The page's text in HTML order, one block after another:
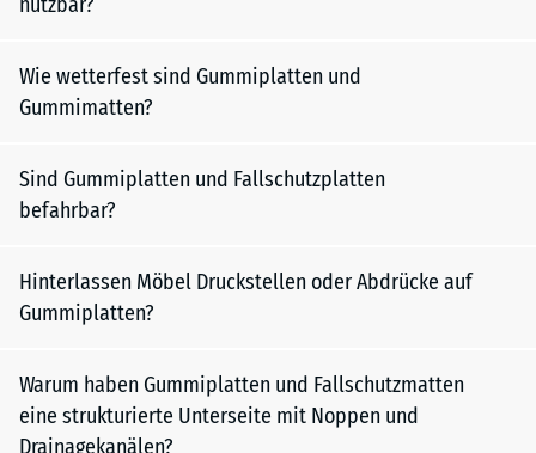
Wie wetterfest sind Gummiplatten und
Gummimatten?
Sind Gummiplatten und Fallschutzplatten
befahrbar?
Hinterlassen Möbel Druckstellen oder Abdrücke auf
Gummiplatten?
Warum haben Gummiplatten und Fallschutzmatten
eine strukturierte Unterseite mit Noppen und
Drainagekanälen?